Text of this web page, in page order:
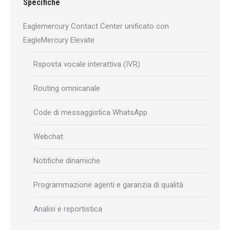
Specifiche
Eaglemercury Contact Center unificato con
EagleMercury Elevate
Rsposta vocale interattiva (IVR)
Routing omnicanale
Code di messaggistica WhatsApp
Webchat
Notifiche dinamiche
Programmazione agenti e garanzia di qualità
Analisi e reportistica